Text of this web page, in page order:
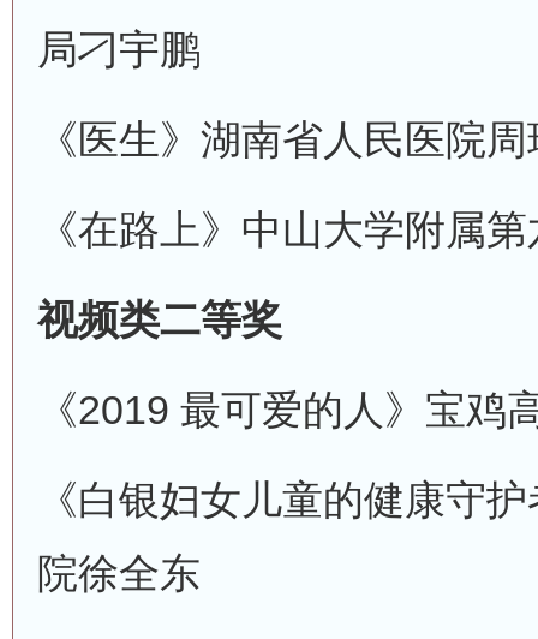
局刁宇鹏
《医生》 湖南省人民医院
《在路上》 中山大学附属
视频类二等奖
《2019 最可爱的人》 宝鸡
《白银妇女儿童的健康守
院徐全东